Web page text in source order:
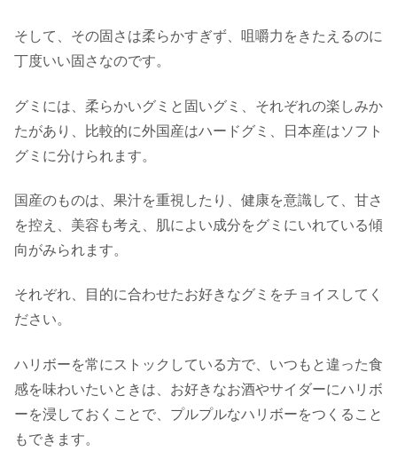
そして、その固さは柔らかすぎず、咀嚼力をきたえるのに
丁度いい固さなのです。
グミには、柔らかいグミと固いグミ、それぞれの楽しみか
たがあり、比較的に外国産はハードグミ、日本産はソフト
グミに分けられます。
国産のものは、果汁を重視したり、健康を意識して、甘さ
を控え、美容も考え、肌によい成分をグミにいれている傾
向がみられます。
それぞれ、目的に合わせたお好きなグミをチョイスしてく
ださい。
ハリボーを常にストックしている方で、いつもと違った食
感を味わいたいときは、お好きなお酒やサイダーにハリボ
ーを浸しておくことで、プルプルなハリボーをつくること
もできます。